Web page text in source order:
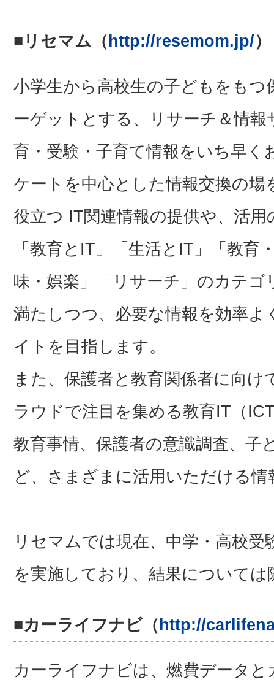
■リセマム（ http://resemom.jp/）
小学生から高校生の子どもをも
ーゲットとする、リサーチ＆情
育・受験・子育て情報をいち早
ケートを中心とした情報交換の
役立つ IT関連情報の提供や、活
「教育とIT」「生活とIT」「教育
味・娯楽」「リサーチ」のカテ
満たしつつ、必要な情報を効率
イトを目指します。
また、保護者と教育関係者に向
ラウドで注目を集める教育IT（
教育事情、保護者の意識調査、子
ど、さまざまに活用いただける
リセマムでは現在、中学・高校
を実施しており、結果について
■カーライフナビ（ http://
カーライフナビは、燃費データ